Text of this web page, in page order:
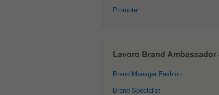
Promoter
Lavoro Brand Ambassador
Brand Manager Fashion
Brand Specialist